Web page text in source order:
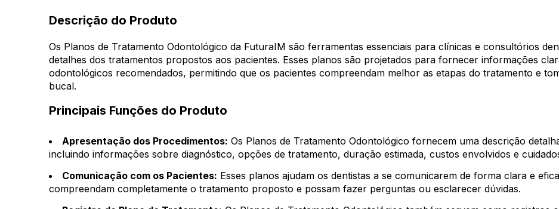
Descrição do Produto
Os Planos de Tratamento Odontológico da FuturaIM são ferramentas essenciais para clínicas e consultórios
detalhes dos tratamentos propostos aos pacientes. Esses planos são projetados para fornecer informações
odontológicos recomendados, permitindo que os pacientes compreendam melhor as etapas do tratamento e
bucal.
Principais Funções do Produto
Apresentação dos Procedimentos: Os Planos de Tratamento Odontológico fornecem uma descrição
incluindo informações sobre diagnóstico, opções de tratamento, duração estimada, custos envolvidos e
Comunicação com os Pacientes: Esses planos ajudam os dentistas a se comunicarem de forma clara e
compreendam completamente o tratamento proposto e possam fazer perguntas ou esclarecer dúvidas.